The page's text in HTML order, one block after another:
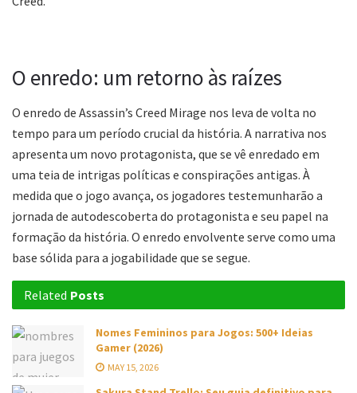
O enredo: um retorno às raízes
O enredo de Assassin’s Creed Mirage nos leva de volta no
tempo para um período crucial da história. A narrativa nos
apresenta um novo protagonista, que se vê enredado em
uma teia de intrigas políticas e conspirações antigas. À
medida que o jogo avança, os jogadores testemunharão a
jornada de autodescoberta do protagonista e seu papel na
formação da história. O enredo envolvente serve como uma
base sólida para a jogabilidade que se segue.
Related Posts
Nomes Femininos para Jogos: 500+ Ideias
Gamer (2026)
MAY 15, 2026